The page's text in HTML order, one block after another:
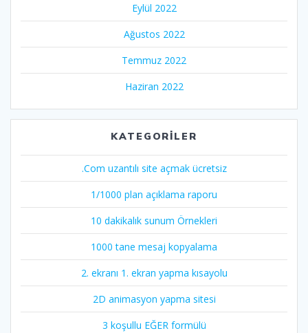
Eylül 2022
Ağustos 2022
Temmuz 2022
Haziran 2022
KATEGORILER
.Com uzantılı site açmak ücretsiz
1/1000 plan açıklama raporu
10 dakikalık sunum Örnekleri
1000 tane mesaj kopyalama
2. ekranı 1. ekran yapma kısayolu
2D animasyon yapma sitesi
3 koşullu EĞER formülü